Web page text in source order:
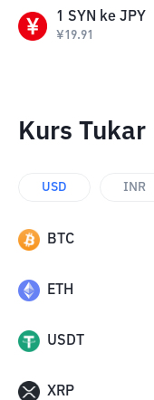
1 SYN ke JPY
¥19.91
Kurs
USD INR
BTC
ETH
USDT
XRP